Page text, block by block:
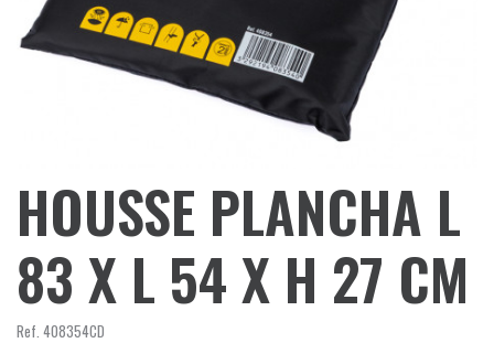
HOUSSE PLANCHA L
83 X L 54 X H 27 CM
Ref. 408354CD